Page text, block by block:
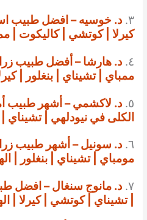
٣. د. خوسيه – افضل طبيب
كيرلا | كوتشي | كاليكوت |
٤. د. هارشا – أفضل طبيب
ممباي | تشيناي | بنغلور |
٥. د. لاكشمي – أشهر طبيب
الكلى في نيودلهي | تشيناي |
٦. د. سونيل – أشهر طبيب
مومباي | تشيناي | بنغلور |
٧. د. مانوج سنغال – افضل
| تشيناي | كوتشي | كيرلا |